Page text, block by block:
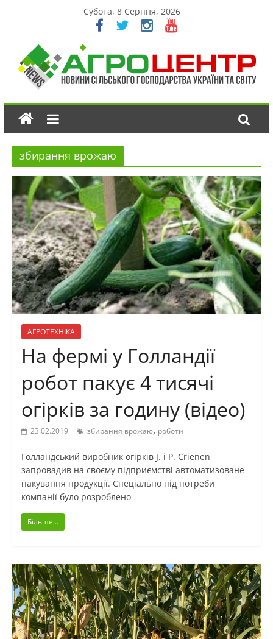
Субота, 8 Серпня, 2026
збирання врожаю
АГРОТЕХНІКА
На фермі у Голландії
робот пакує 4 тисячі
огірків за годину (відео)
23.02.2019 збирання врожаю, роботи
Голландський виробник огірків J. і P. Crienen
запровадив на своєму підприємстві автоматизоване
пакування продукції. Спеціально під потреби
компанії було розроблено
Більше...